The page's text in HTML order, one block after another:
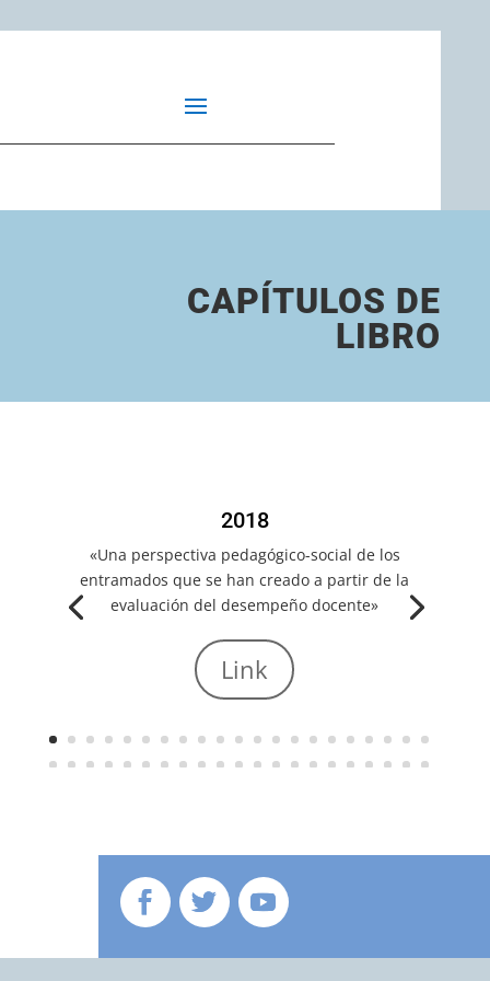
CAPÍTULOS DE
LIBRO
2018
«Una perspectiva pedagógico-social de los
entramados que se han creado a partir de la
evaluación del desempeño docente»
Link